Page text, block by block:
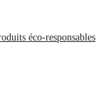
éco-responsables